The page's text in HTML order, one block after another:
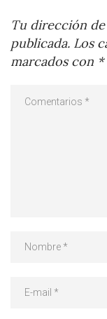
Tu dirección
publicada. Los
marcados con *